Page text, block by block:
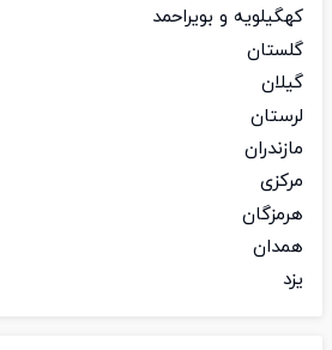
کهگیلویه و بویراحمد
گلستان
گیلان
لرستان
مازندران
مرکزی
هرمزگان
همدان
یزد